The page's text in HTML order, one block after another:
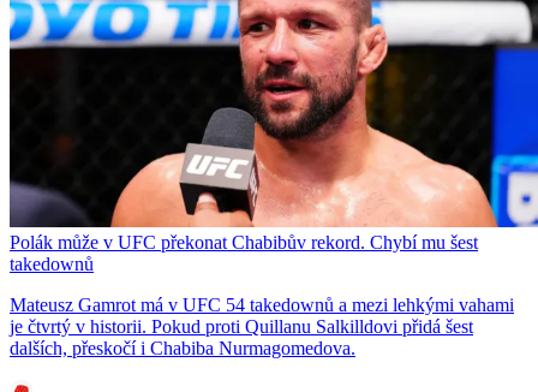
Polák může v UFC překonat Chabibův rekord. Chybí mu šest
takedownů
Mateusz Gamrot má v UFC 54 takedownů a mezi lehkými vahami
je čtvrtý v historii. Pokud proti Quillanu Salkilldovi přidá šest
dalších, přeskočí i Chabiba Nurmagomedova.